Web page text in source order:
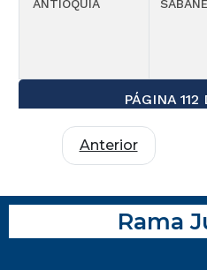
ANTIOQUIA
PÁGINA 112
Anterior
Rama